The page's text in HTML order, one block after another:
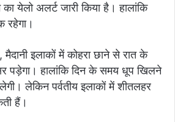
येलो अलर्ट जारी किया है। हालांकि
रहेगा।
इलाकों में कोहरा छाने से रात के
पड़ेगा। हालांकि दिन के समय धूप खिलने
लेकिन पर्वतीय इलाकों में शीतलहर
हैं।